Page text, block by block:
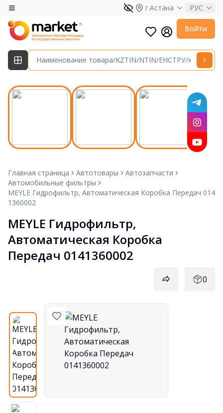
г.Астана РУС
Войти
Главная страница Автотовары
Автозапчасти
Автомобильные фильтры
MEYLE Гидрофильтр, Автоматическая Коробка Передач 014
1360002
MEYLE Гидрофильтр,
Автоматическая Коробка
Передач 0141360002
0